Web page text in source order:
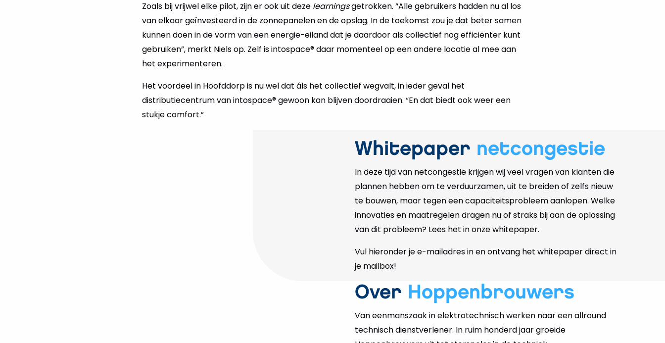
Zoals bij vrijwel elke pilot, zijn er ook uit deze learningsgetrokken. “Alle gebruikers hadden nu al los
van elkaar geïnvesteerd in de zonnepanelen en de opslag. In de toekomst zou je dat beter samen
kunnen doen in de vorm van een energie-eiland dat je daardoor als collectief nog efficiënter kunt
gebruiken”, merkt Niels op. Zelf is intospace® daar momenteel op een andere locatie al mee aan
het experimenteren.
Het voordeel in Hoofddorp is nu wel dat áls het collectief wegvalt, in ieder geval het
distributiecentrum van intospace® gewoon kan blijven doordraaien. “En dat biedt ook weer een
stukje comfort.”
Whitepaper netcongestie
In deze tijd van netcongestie krijgen wij veel vragen van klanten die
plannen hebben om te verduurzamen, uit te breiden of zelfs nieuw
te bouwen, maar tegen een capaciteitsprobleem aanlopen. Welke
innovaties en maatregelen dragen nu of straks bij aan de oplossing
van dit probleem? Lees het in onze whitepaper.
Vul hieronder je e-mailadres in en ontvang het whitepaper direct in
je mailbox!
Over Hoppenbrouwers
Van eenmanszaak in elektrotechnisch werken naar een allround
technisch dienstverlener. In ruim honderd jaar groeide